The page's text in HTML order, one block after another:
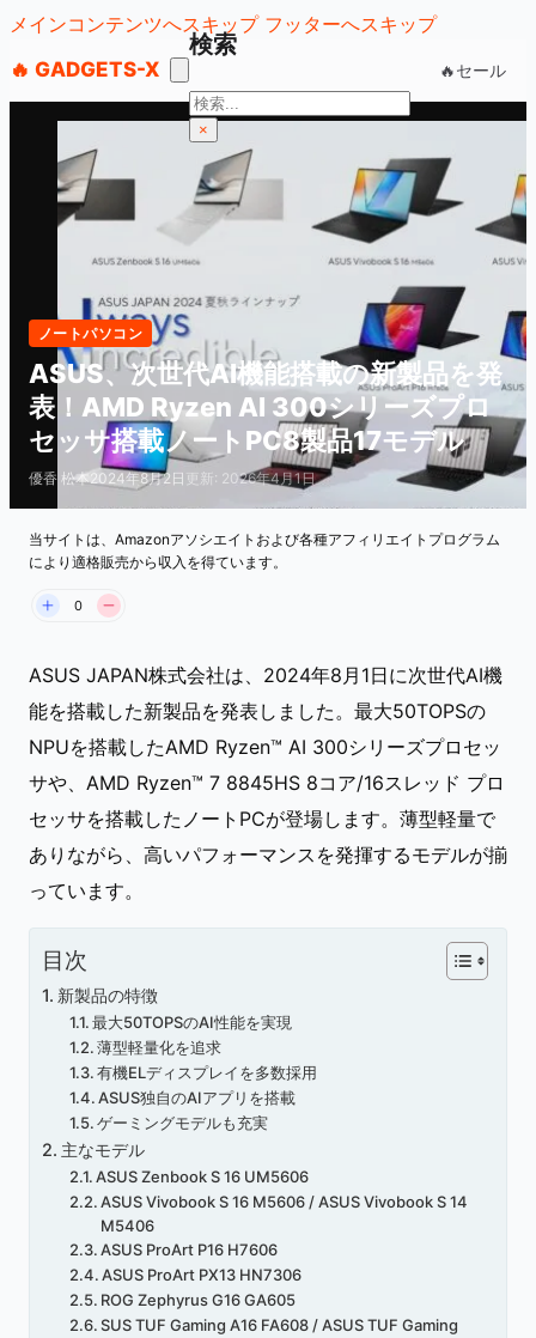
メインコンテンツへスキップ フッターへスキップ
🔥 GADGETS-X
🔥セール
検索
検
索×
ASUSU 2024
ノートパソコン
ASUS、次世代AI機能搭載の新製品を発
表！AMD Ryzen AI 300シリーズプロ
セッサ搭載ノートPC8製品17モデル
優香 松本2024年8月2日 更新: 2026年4月1日
当サイトは、Amazonアソシエイトおよび各種アフィリエイトプログラム
により適格販売から収入を得ています。
0
ASUS JAPAN株式会社は、2024年8月1日に次世代AI機
能を搭載した新製品を発表しました。最大50TOPSの
NPUを搭載したAMD Ryzen™ AI 300シリーズプロセッ
サや、AMD Ryzen™ 7 8845HS 8コア/16スレッド プロ
セッサを搭載したノートPCが登場します。薄型軽量で
ありながら、高いパフォーマンスを発揮するモデルが揃
っています。
目次
新製品の特徴
最大50TOPSのAI性能を実現
薄型軽量化を追求
有機ELディスプレイを多数採用
ASUS独自のAIアプリを搭載
ゲーミングモデルも充実
主なモデル
ASUS Zenbook S 16 UM5606
ASUS Vivobook S 16 M5606 / ASUS Vivobook S 14
M5406
ASUS ProArt P16 H7606
ASUS ProArt PX13 HN7306
ROG Zephyrus G16 GA605
SUS TUF Gaming A16 FA608 / ASUS TUF Gaming